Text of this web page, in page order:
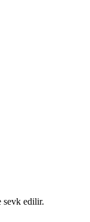
sevk edilir.